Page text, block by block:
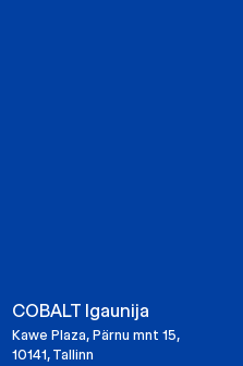
COBALT Igaunija
Kawe Plaza, Pärnu mnt 15,
10141, Tallinn